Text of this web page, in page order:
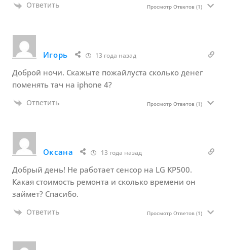
Ответить Просмотр Ответов(1)
Игорь 13 года назад
Доброй ночи. Скажыте пожайлуста сколько денег
поменять тач на iphone 4?
Ответить Просмотр Ответов(1)
Оксана 13 года назад
Добрый день! Не работает сенсор на LG KP500.
Какая стоимость ремонта и сколько времени он
займет? Спасибо.
Ответить Просмотр Ответов(1)